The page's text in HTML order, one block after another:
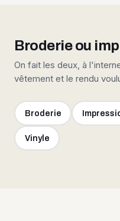
Broderie ou
On fait les deux, à
vêtement et le rendu
Broderie
Vinyle